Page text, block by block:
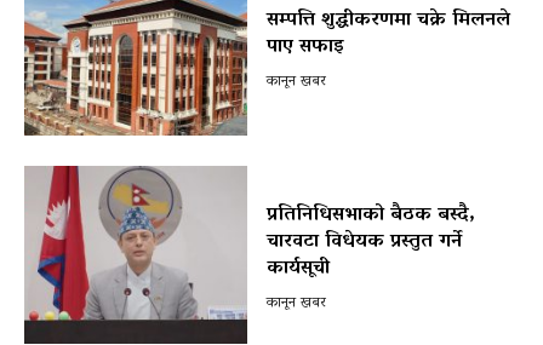
सम्पत्ति शुद्धीकरणमा चक्रे मिलनले
पाए सफाइ
कानून खबर
प्रतिनिधिसभाको बैठक बस्दै,
चारवटा विधेयक प्रस्तुत गर्ने
कार्यसूची
कानून खबर